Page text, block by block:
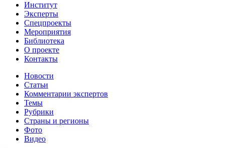
Институт
Эксперты
Спецпроекты
Мероприятия
Библиотека
О проекте
Контакты
Новости
Статьи
Комментарии экспертов
Темы
Рубрики
Страны и регионы
Фото
Видео